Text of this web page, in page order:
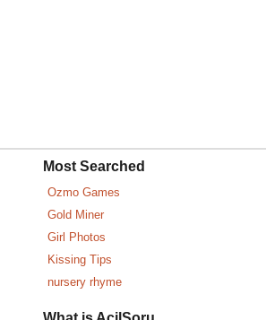
Most Searched
Ozmo Games
Gold Miner
Girl Photos
Kissing Tips
nursery rhyme